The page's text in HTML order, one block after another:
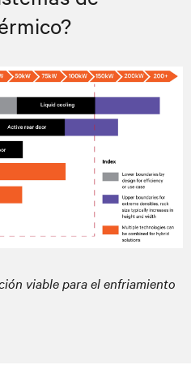
viable para el enfriamiento